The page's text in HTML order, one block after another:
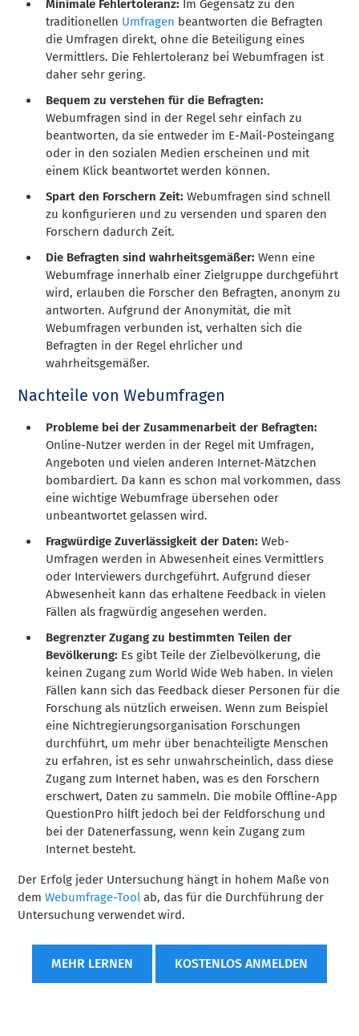
Minimale Fehlertoleranz: Im Gegensatz zu den
traditionellen Umfragen beantworten die Befragten
die Umfragen direkt, ohne die Beteiligung eines
Vermittlers. Die Fehlertoleranz bei Webumfragen ist
daher sehr gering.
Bequem zu verstehen für die Befragten:
Webumfragen sind in der Regel sehr einfach zu
beantworten, da sie entweder im E-Mail-Posteingang
oder in den sozialen Medien erscheinen und mit
einem Klick beantwortet werden können.
Spart den Forschern Zeit: Webumfragen sind schnell
zu konfigurieren und zu versenden und sparen den
Forschern dadurch Zeit.
Die Befragten sind wahrheitsgemäßer:Wenn eine
Webumfrage innerhalb einer Zielgruppe durchgeführt
wird, erlauben die Forscher den Befragten, anonym zu
antworten. Aufgrund der Anonymität, die mit
Webumfragen verbunden ist, verhalten sich die
Befragten in der Regel ehrlicher und
wahrheitsgemäßer.
Nachteile von Webumfragen
Probleme bei der Zusammenarbeit der Befragten:
Online-Nutzer werden in der Regel mit Umfragen,
Angeboten und vielen anderen Internet-Mätzchen
bombardiert. Da kann es schon mal vorkommen, dass
eine wichtige Webumfrage übersehen oder
unbeantwortet gelassen wird.
Fragwürdige Zuverlässigkeit der Daten: Web-
Umfragen werden in Abwesenheit eines Vermittlers
oder Interviewers durchgeführt. Aufgrund dieser
Abwesenheit kann das erhaltene Feedback in vielen
Fällen als fragwürdig angesehen werden.
Begrenzter Zugang zu bestimmten Teilen der
Bevölkerung: Es gibt Teile der Zielbevölkerung, die
keinen Zugang zum World Wide Web haben. In vielen
Fällen kann sich das Feedback dieser Personen für die
Forschung als nützlich erweisen. Wenn zum Beispiel
eine Nichtregierungsorganisation Forschungen
durchführt, um mehr über benachteiligte Menschen
zu erfahren, ist es sehr unwahrscheinlich, dass diese
Zugang zum Internet haben, was es den Forschern
erschwert, Daten zu sammeln. Die mobile Offline-App
QuestionPro hilft jedoch bei der Feldforschung und
bei der Datenerfassung, wenn kein Zugang zum
Internet besteht.
Der Erfolg jeder Untersuchung hängt in hohem Maße von
demWebumfrage-Tool ab, das für die Durchführung der
Untersuchung verwendet wird.
MEHR LERNEN KOSTENLOS ANMELDEN